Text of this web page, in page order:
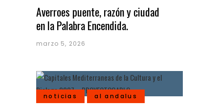
Averroes puente, razón y ciudad
en la Palabra Encendida.
marzo 5, 2026
noticias al andalus